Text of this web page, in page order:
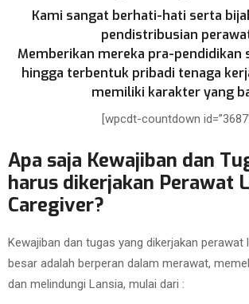
Kami sangat berhati-hati serta
pendistribusian
Memberikan mereka pra-pendidikan
hingga terbentuk pribadi tenaga
memiliki karakter yang
[wpcdt-countdown
Apa saja Kewajiban dan
harus dikerjakan Perawat
Caregiver?
Kewajiban dan tugas yang dikerjakan
besar adalah berperan dalam merawat,
dan melindungi Lansia, mulai dari :